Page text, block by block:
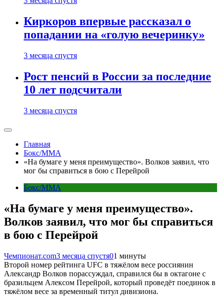
Киркоров впервые рассказал о
попадании на «голую вечеринку»
3 месяца спустя
Рост пенсий в России за последние
10 лет подсчитали
3 месяца спустя
Главная
Бокс/MMA
«На бумаге у меня преимущество». Волков заявил, что
мог бы справиться в бою с Перейрой
Бокс/MMA
«На бумаге у меня преимущество».
Волков заявил, что мог бы справиться
в бою с Перейрой
Чемпионат.com3 месяца спустя01 минуты
Второй номер рейтинга UFC в тяжёлом весе россиянин
Александр Волков порассуждал, справился бы в октагоне с
бразильцем Алексом Перейрой, который проведёт поединок в
тяжёлом весе за временный титул дивизиона.